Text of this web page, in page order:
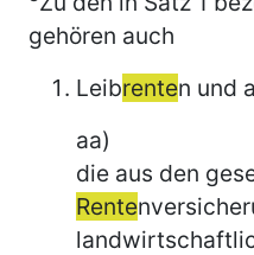
gehören auch
Leibrenten und
aa)
die aus den
Rente